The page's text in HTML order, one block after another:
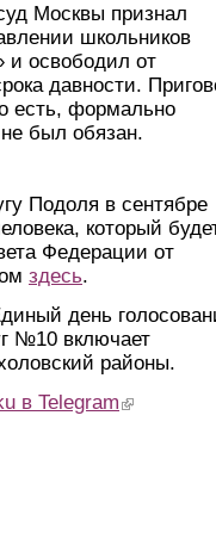
Москвы признал
школьников
и освободил от
давности.
есть, формально
был обязан.
Подоля в сентябре
который
Федерации от
здесь.
день
№10 включает
районы.
в Telegram (link is